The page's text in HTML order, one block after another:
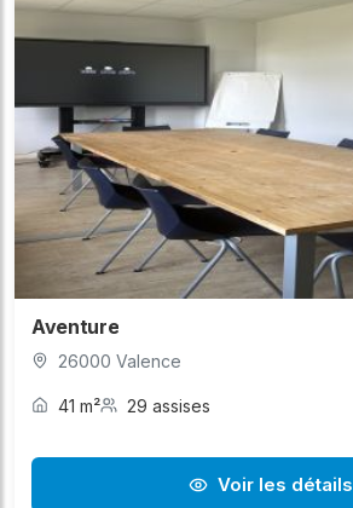
Aventure
26000 Valence
41 m² 29 assises
Voir les détails